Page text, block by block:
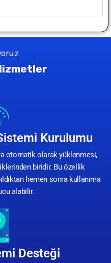
Kurulumu
otomatik olarak yüklenmesi,
biridir. Bu özellik
hemen sonra kullanıma
alabilir.
Desteği